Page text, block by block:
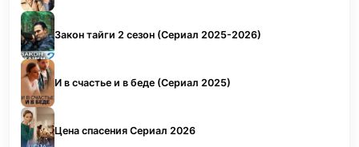
Закон тайги 2 сезон (Сериал 2025-2026)
И в счастье и в беде (Сериал 2025)
Цена спасения Сериал 2026